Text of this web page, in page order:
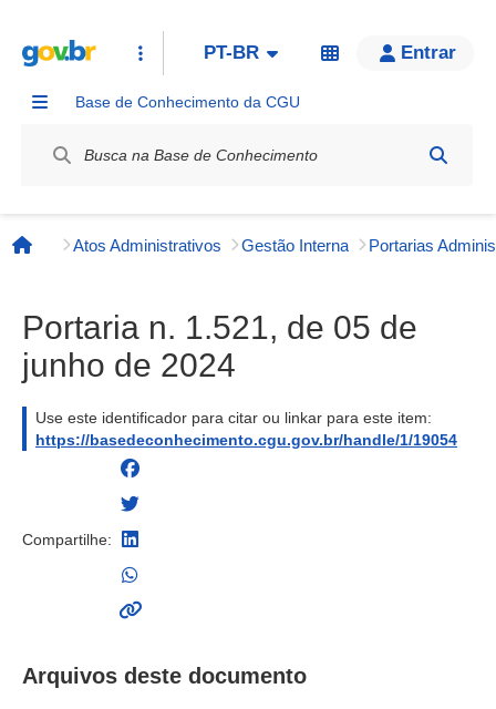
PT-BR Entrar
Base de Conhecimento da CGU
Página inicial
Atos Administrativos Gestão Interna
Portaria n. 1.521, de 05 de
junho de 2024
Use este identificador para citar ou linkar para este item:
https://basedeconhecimento.cgu.gov.br/handle/1/19054
Compartilhe:
Arquivos deste documento